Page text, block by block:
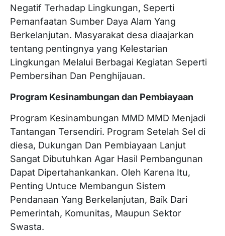
Negatif Terhadap Lingkungan, Seperti
Pemanfaatan Sumber Daya Alam Yang
Berkelanjutan. Masyarakat desa diaajarkan
tentang pentingnya yang Kelestarian
Lingkungan Melalui Berbagai Kegiatan Seperti
Pembersihan Dan Penghijauan.
Program Kesinambungan dan Pembiayaan
Program Kesinambungan MMD MMD Menjadi
Tantangan Tersendiri. Program Setelah Sel di
diesa, Dukungan Dan Pembiayaan Lanjut
Sangat Dibutuhkan Agar Hasil Pembangunan
Dapat Dipertahankankan. Oleh Karena Itu,
Penting Untuce Membangun Sistem
Pendanaan Yang Berkelanjutan, Baik Dari
Pemerintah, Komunitas, Maupun Sektor
Swasta.